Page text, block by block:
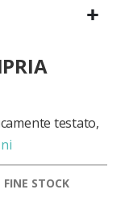
testato,
FINE STOCK